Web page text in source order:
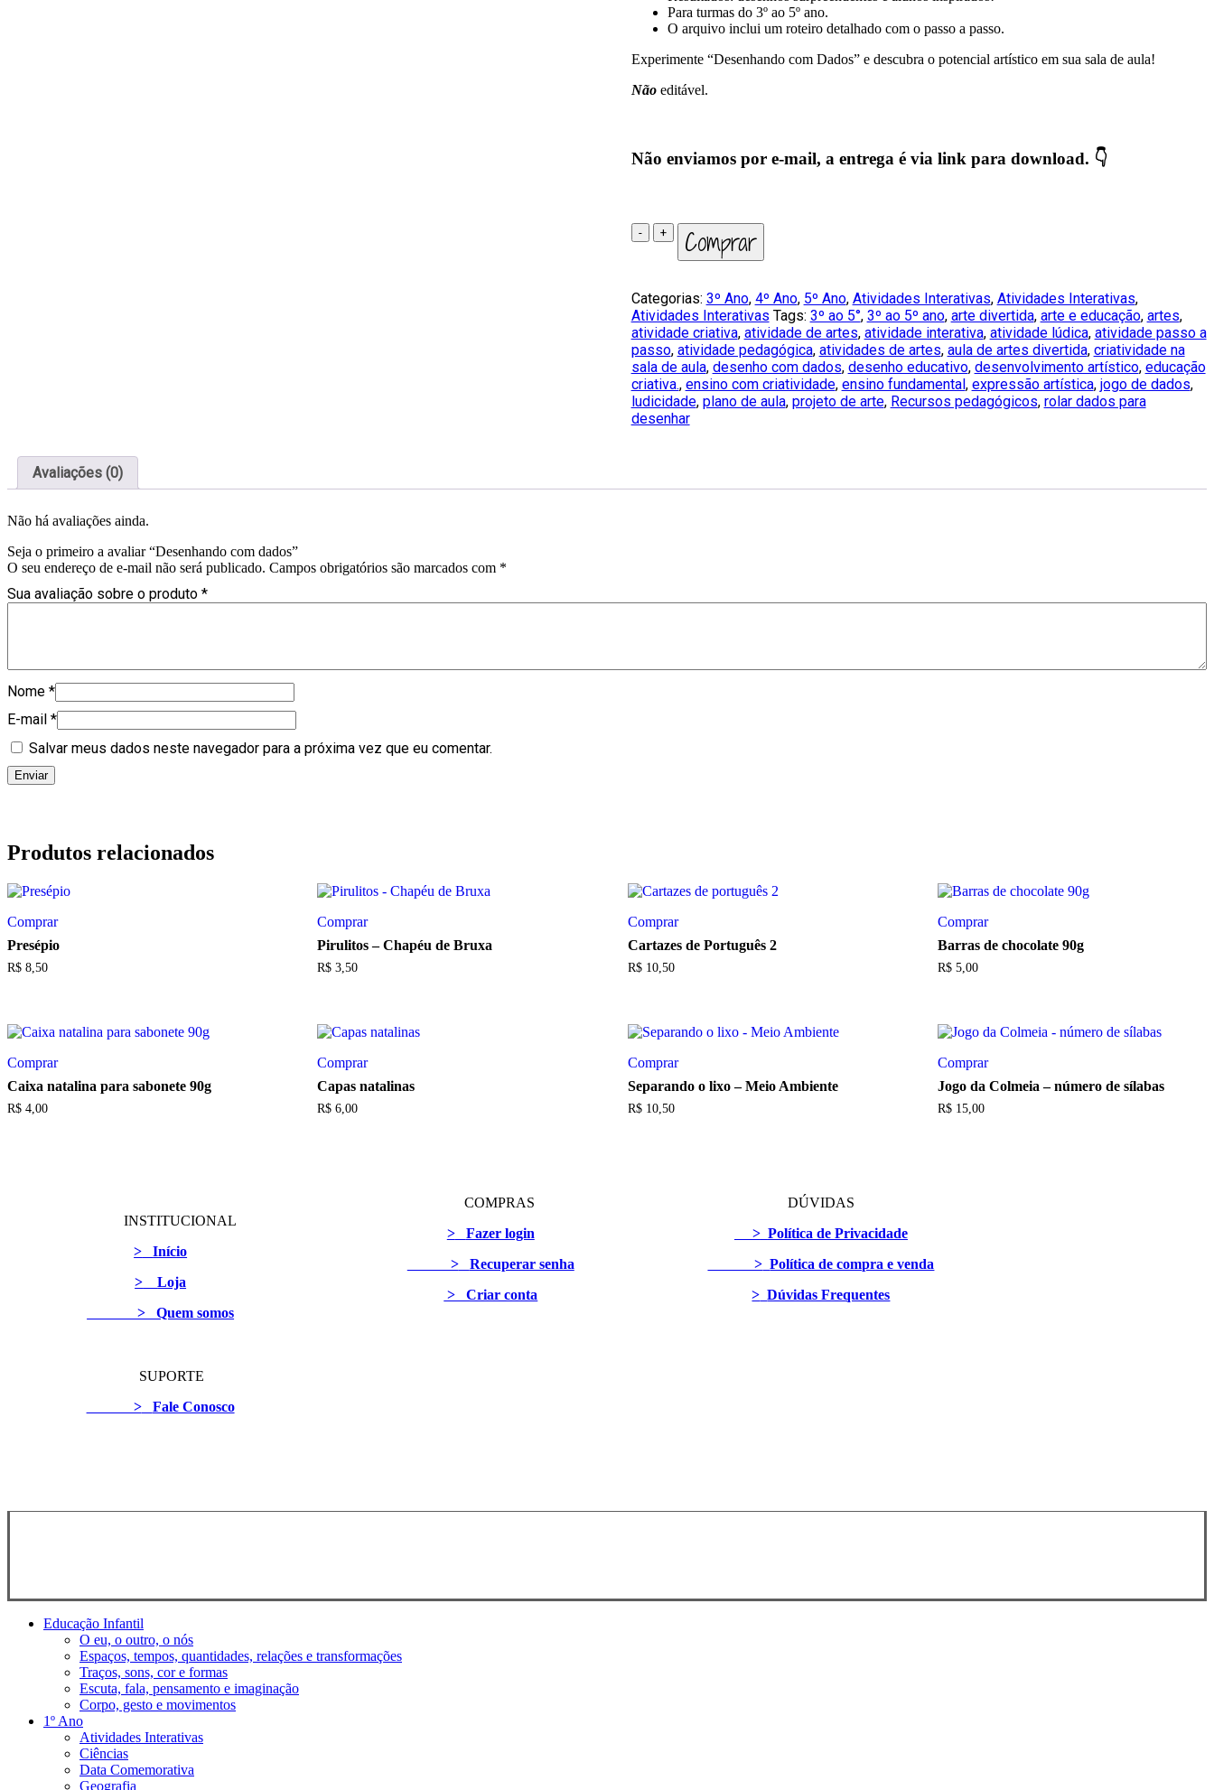
Para turmas do 3º ao 5º ano.
O arquivo inclui um roteiro detalhado com o passo a passo.
Experimente “Desenhando com Dados” e descubra o potencial artístico em sua sala de aula!
Não editável.
Não enviamos por e-mail, a entrega é via link para download. 👇
Desenhando
com
dados
Comprar
Categorias: 3º Ano, 4º Ano, 5º Ano, Atividades Interativas, Atividades Interativas,
Atividades Interativas Tags: 3º ao 5°, 3º ao 5º ano, arte divertida, arte e educação, artes,
atividade criativa, atividade de artes, atividade interativa, atividade lúdica, atividade passo a
passo, atividade pedagógica, atividades de artes, aula de artes divertida, criatividade na
sala de aula, desenho com dados, desenho educativo, desenvolvimento artístico, educação
criativa., ensino com criatividade, ensino fundamental, expressão artística, jogo de dados,
ludicidade, plano de aula, projeto de arte, Recursos pedagógicos, rolar dados para
desenhar
Avaliações (0)
Não há avaliações ainda.
Seja o primeiro a avaliar “Desenhando com dados”
O seu endereço de e-mail não será publicado. Campos obrigatórios são marcados com *
Sua avaliação sobre o produto *
Nome *
E-mail *
Salvar meus dados neste navegador para a próxima vez que eu comentar.
Produtos relacionados
Comprar
Presépio
R$ 8,50
Comprar
Pirulitos – Chapéu de Bruxa
R$ 3,50
Comprar
Cartazes de Português 2
R$10,50
Comprar
Barras de chocolate 90g
R$5,00
Comprar
Caixa natalina para sabonete 90g
R$ 4,00
Comprar
Capas natalinas
R$ 6,00
Comprar
Separando o lixo – Meio Ambiente
R$10,50
Comprar
Jogo da Colmeia – número de sílabas
R$15,00
INSTITUCIONAL
>
Início
>
Loja
> Quem somos
COMPRAS
>
Fazer login
>
Recuperar senha
> Criar conta
DÚVIDAS
> Política de Privacidade
> Política de compra e venda
> Dúvidas Frequentes
SUPORTE
>
Fale Conosco
Close
Educação Infantil
O eu, o outro, o nós
Espaços, tempos, quantidades, relações e transformações
Traços, sons, cor e formas
Escuta, fala, pensamento e imaginação
Corpo, gesto e movimentos
1º Ano
Atividades Interativas
Ciências
Data Comemorativa
Geografia